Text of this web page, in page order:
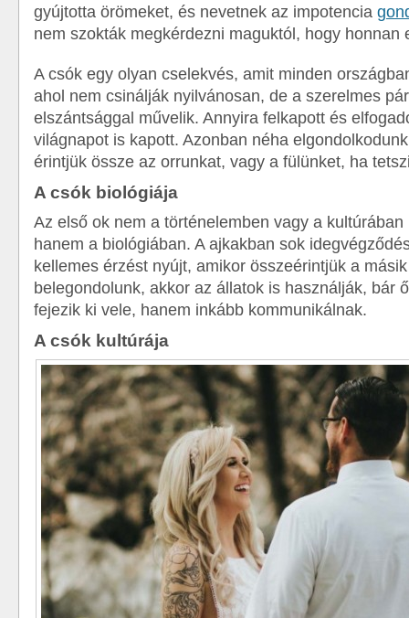
gyújtotta örömeket, és nevetnek az impotencia
nem szokták megkérdezni maguktól, hogy honnan
A csók egy olyan cselekvés, amit minden
ahol nem csinálják nyilvánosan, de a szerelmes
elszántsággal művelik. Annyira felkapott és
világnapot is kapott. Azonban néha
érintjük össze az orrunkat, vagy a fülünket, ha
A csók biológiája
Az első ok nem a történelemben vagy a kultúrában
hanem a biológiában. A ajkakban sok
kellemes érzést nyújt, amikor összeérintjük a
belegondolunk, akkor az állatok is használják, bár
fejezik ki vele, hanem inkább kommunikálnak.
A csók kultúrája